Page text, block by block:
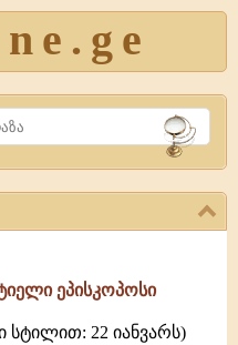
ეპისკოპოსი
სტილით: 22 იანვარს)